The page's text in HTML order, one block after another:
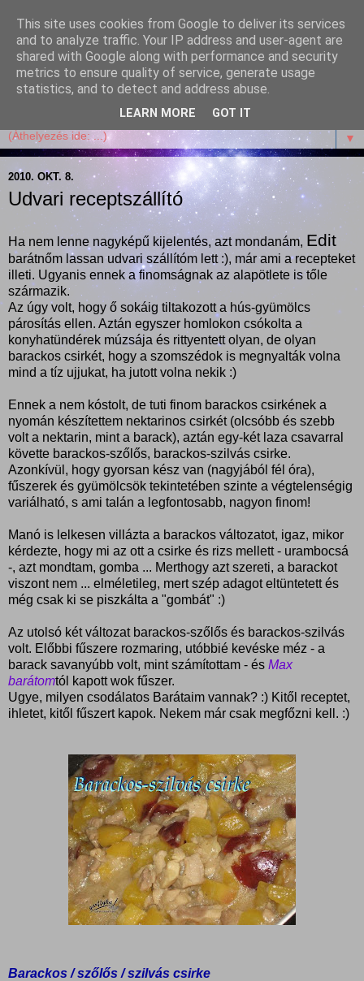
Garffyka
Szösszenetek a konyhámból, az életemből. Mosollyal,
receptekkel, vidámsággal, marcipánnal, csokival.
▼
2010. OKT. 8.
Udvari receptszállító
Ha nem lenne nagyképű kijelentés, azt mondanám, Edit
barátnőm lassan udvari szállítóm lett :), már ami a recepteket
illeti. Ugyanis ennek a finomságnak az alapötlete is tőle
származik.
Az úgy volt, hogy ő sokáig tiltakozott a hús-gyümölcs
párosítás ellen. Aztán egyszer homlokon csókolta a
konyhatündérek múzsája és rittyentett olyan, de olyan
barackos csirkét, hogy a szomszédok is megnyalták volna
mind a tíz ujjukat, ha jutott volna nekik :)
Ennek a nem kóstolt, de tuti finom barackos csirkének a
nyomán készítettem nektarinos csirkét (olcsóbb és szebb
volt a nektarin, mint a barack), aztán egy-két laza csavarral
követte barackos-szőlős, barackos-szilvás csirke.
Azonkívül, hogy gyorsan kész van (nagyjából fél óra),
fűszerek és gyümölcsök tekintetében szinte a végtelenségig
variálható, s ami talán a legfontosabb, nagyon finom!
Manó is lelkesen villázta a barackos változatot, igaz, mikor
kérdezte, hogy mi az ott a csirke és rizs mellett - urambocsá
-, azt mondtam, gomba ... Merthogy azt szereti, a barackot
viszont nem ... elméletileg, mert szép adagot eltüntetett és
még csak ki se piszkálta a "gombát" :)
Az utolsó két változat barackos-szőlős és barackos-szilvás
volt. Előbbi fűszere rozmaring, utóbbié kevéske méz - a
barack savanyúbb volt, mint számítottam - és Max
barátomtól kapott wok fűszer.
Ugye, milyen csodálatos Barátaim vannak? :) Kitől receptet,
ihletet, kitől fűszert kapok. Nekem már csak megfőzni kell. :)
Barackos / szőlős / szilvás csirke
This site uses cookies from Google to deliver its services
and to analyze traffic. Your IP address and user-agent are
shared with Google along with performance and security
metrics to ensure quality of service, generate usage
statistics, and to detect and address abuse.
LEARN MORE GOT IT